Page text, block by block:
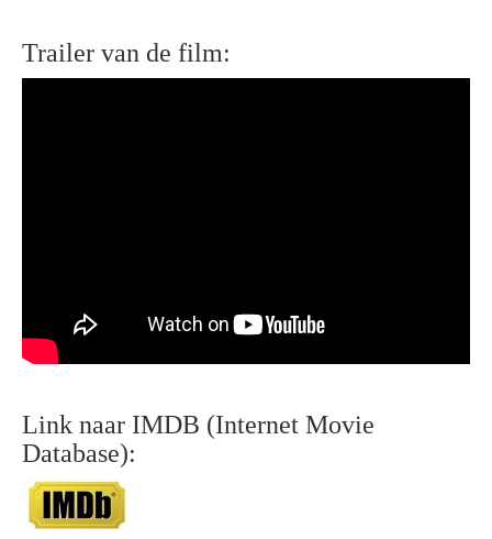
Trailer van de film:
Link naar IMDB (Internet Movie
Database):